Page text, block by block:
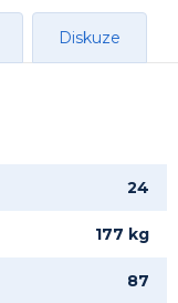
Diskuze
24
177 kg
87